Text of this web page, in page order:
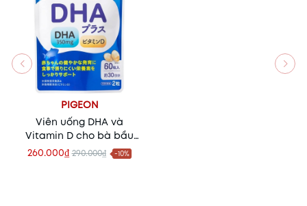
PIGEON
Viên uống DHA và
Vitamin D cho bà bầu
Nhật Bản
260.000₫ 290.000₫ -10%